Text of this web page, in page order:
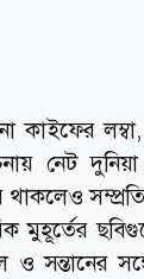
কাইফের
নেট
মুহূর্তের
ও সন্তানের